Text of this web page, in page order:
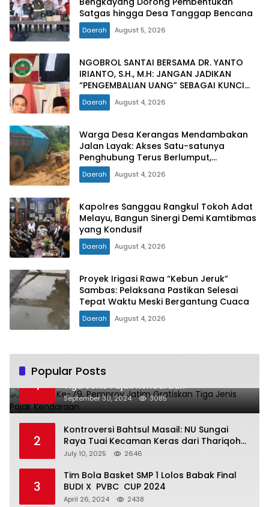
Satgas hingga Desa Tanggap Bencana
Daerah August 5, 2026
NGOBROL SANTAI BERSAMA DR. YANTO
IRIANTO, S.H., M.H: JANGAN JADIKAN
“PENGEMBALIAN UANG” SEBAGAI KUNCI
PINTU KELUAR DARI JERATAN HUKUM
PIDANA KORUPSI
Daerah August 4, 2026
Warga Desa Kerangas Mendambakan
Jalan Layak: Akses Satu-satunya
Penghubung Terus Berlumput,
Menghambat Ekonomi dan Pelayanan
Kesehatan
Daerah August 4, 2026
Kapolres Sanggau Rangkul Tokoh Adat
Melayu, Bangun Sinergi Demi Kamtibmas
yang Kondusif
Daerah August 4, 2026
Proyek Irigasi Rawa “Kebun Jeruk”
Sambas: Pelaksana Pastikan Selesai
Tepat Waktu Meski Bergantung Cuaca
Daerah August 4, 2026
Popular Posts
1
Hari Jadi Ke-79, Pemprov Jatim Gratiskan
Tiga Jenis Pajak Kendaraan
September 30, 2024 3085
2
Kontroversi Bahtsul Masail: NU Sungai
Raya Tuai Kecaman Keras dari Thariqoh
Al Mu’min
July 10, 2025 2646
3
Tim Bola Basket SMP 1 Lolos Babak Final
BUDI X PVBC CUP 2024
April 26, 2024 2438